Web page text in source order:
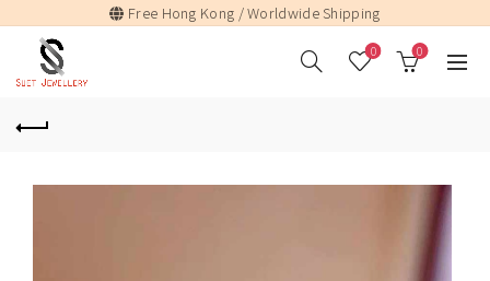
Free Hong Kong / Worldwide Shipping
0 0